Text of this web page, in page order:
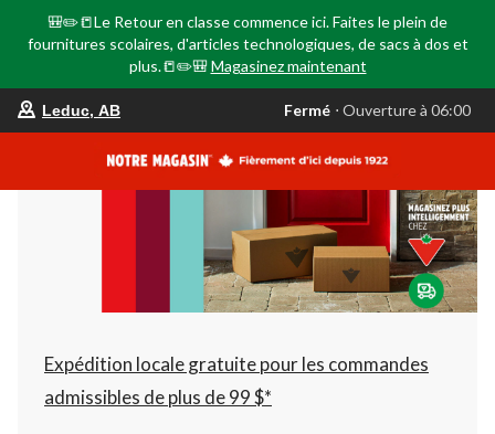
🎒✏️📒Le Retour en classe commence ici. Faites le plein de
fournitures scolaires, d'articles technologiques, de sacs à dos et
plus.📒✏️🎒 Magasinez maintenant
votre
est
AB,
Fermé,
Ouverture
à
06:00
changer
Leduc, AB Fermé ⋅ Ouverture à 06:00
Expédition locale gratuite pour les commandes
admissibles de plus de 99 $*